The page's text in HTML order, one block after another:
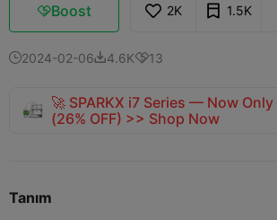
Boost 2K 1.5K
2024-02-064.6K13
🚀 SPARKX i7 Series — Now
(26% OFF) >> Shop Now
Tanım